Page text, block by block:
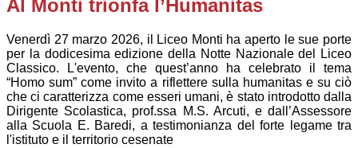
Al Monti trionfa l’Humanitas
Venerdì 27 marzo 2026, il Liceo Monti ha aperto le sue porte
per la dodicesima edizione della Notte Nazionale del Liceo
Classico. L'evento, che quest’anno ha celebrato il tema
“Homo sum” come invito a riflettere sulla humanitase su ciò
che ci caratterizza come esseri umani, è stato introdotto dalla
Dirigente Scolastica, prof.ssa
M.S. Arcuti, e dall’Assessore
alla Scuola E. Baredi, a testimonianza del forte legame tra
l'istituto e il territorio cesenate